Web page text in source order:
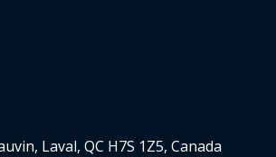
Laval, QC H7S 1Z5, Canada